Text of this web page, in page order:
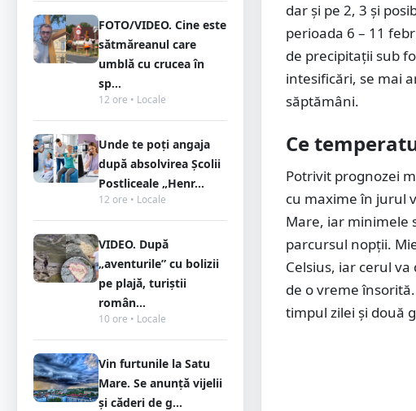
FOTO/VIDEO. Cine este
sătmăreanul care
umblă cu crucea în
sp...
12 ore • Locale
Unde te poți angaja
după absolvirea Școlii
Postliceale „Henr...
12 ore • Locale
VIDEO. După
„aventurile” cu bolizii
pe plajă, turiștii
român...
10 ore • Locale
Vin furtunile la Satu
Mare. Se anunță vijelii
și căderi de g...
dar și pe 2, 3 și
perioada 6 – 11
de precipitații sub
intesificări, se mai
săptămâni.
Ce
Potrivit prognozei
cu maxime în jurul
Mare, iar minimele
parcursul nopții.
Celsius, iar cerul
de o vreme
timpul zilei și două